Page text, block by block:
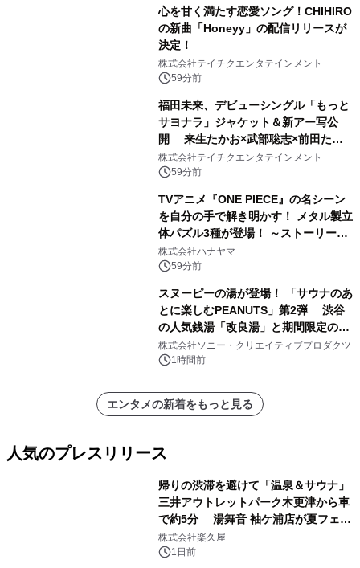
心を甘く満たす恋愛ソング！CHIHIRO
の新曲「Honeyy」の配信リリースが
決定！
株式会社テイチクエンタテインメント
59分前
福田未来、デビューシングル「もっと
サヨナラ」ジャケット＆新アー写公
開 来生たかお×武部聡志×前田たか
ひろの豪華タッグ
株式会社テイチクエンタテインメント
59分前
TVアニメ『ONE PIECE』の名シーン
を自分の手で解き明かす！ メタル製立
体パズル3種が登場！ ～ストーリーと
ギミックが融合した 大人の体験型パズ
ルが8月7日(金)12時より先行予約受付
株式会社ハナヤマ
59分前
スヌーピーの湯が登場！ 「サウナのあ
とに楽しむPEANUTS」第2弾 渋谷
の人気銭湯「改良湯」と期間限定のコ
ラボレーション サウナイキタイコラ
ボグッズも発売決定！
株式会社ソニー・クリエイティブプロダクツ
1時間前
エンタメの新着をもっと見る
人気のプレスリリース
帰りの渋滞を避けて「温泉＆サウナ」
三井アウトレットパーク木更津から車
で約5分 湯舞音 袖ケ浦店が夏フェア
メニューを提供
株式会社楽久屋
1日前